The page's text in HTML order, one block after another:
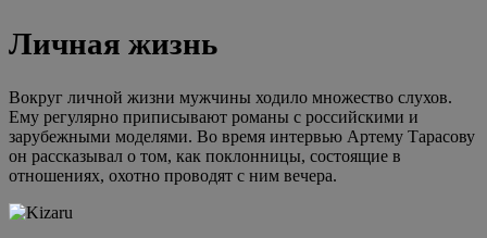
Личная жизнь
Вокруг личной жизни мужчины ходило множество слухов.
Ему регулярно приписывают романы с российскими и
зарубежными моделями. Во время интервью Артему Тарасову
он рассказывал о том, как поклонницы, состоящие в
отношениях, охотно проводят с ним вечера.